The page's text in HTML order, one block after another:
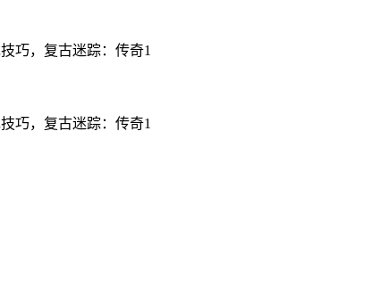
巧，复古迷踪：传奇1
巧，复古迷踪：传奇1